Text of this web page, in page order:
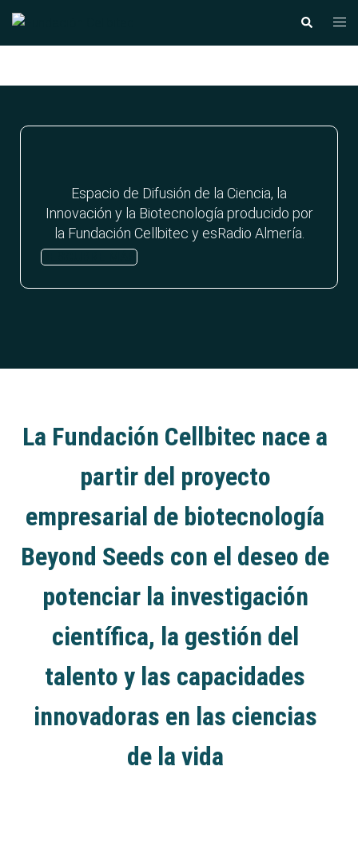
Saltar
Buscar
Espacio de Difusión de la Ciencia, la
Innovación y la Biotecnología producido por
la Fundación Cellbitec y esRadio Almería.
DESCUBRE MÁS
La Fundación Cellbitec nace a
partir del proyecto
empresarial de biotecnología
Beyond Seeds con el deseo de
potenciar la investigación
científica, la gestión del
talento y las capacidades
innovadoras en las ciencias
de la vida